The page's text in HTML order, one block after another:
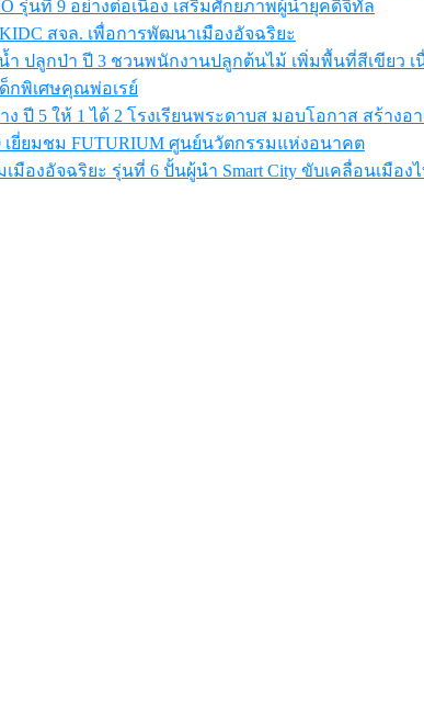
รุ่นที่ 9 อย่างต่อเนื่อง เสริมศักยภาพผู้นำยุคดิจิทัล
สจล. เพื่อการพัฒนาเมืองอัจฉริยะ
ปลูกป่า ปี 3 ชวนพนักงานปลูกต้นไม้ เพิ่มพื้นที่สีเขียว เ
กพิเศษคุณพ่อเรย์
ปี 5 ให้ 1 ได้ 2 โรงเรียนพระดาบส มอบโอกาส สร้างอ
เยี่ยมชม FUTURIUM ศูนย์นวัตกรรมแห่งอนาคต
เมืองอัจฉริยะ รุ่นที่ 6 ปั้นผู้นำ Smart City ขับเคลื่อนเมือ